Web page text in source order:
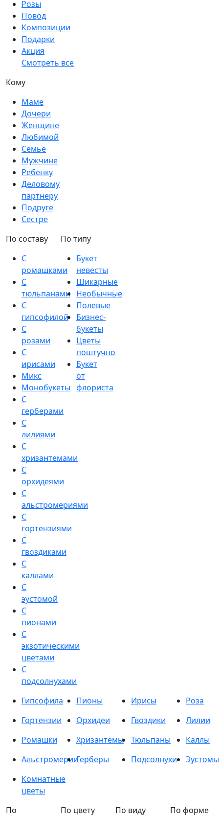
Розы
Повод
Композиции
Подарки
Акция
Смотреть все
Кому
Маме
Дочери
Женщине
Любимой
Семье
Мужчине
Ребенку
Деловому
партнеру
Подруге
Сестре
По составу
С
ромашками
С
тюльпанами
С
гипсофилой
С
розами
С
ирисами
Микс
Монобукеты
С
герберами
С
лилиями
С
хризантемами
С
орхидеями
С
альстромериями
С
гортензиями
С
гвоздиками
С
каллами
С
эустомой
С
пионами
С
экзотическими
цветами
С
подсолнухами
По типу
Букет
невесты
Шикарные
Необычные
Полевые
Бизнес-
букеты
Цветы
поштучно
Букет
от
флориста
Гипсофила Пионы Ирисы
Роза
Гортензии
Орхидеи Гвоздики
Лилии
Ромашки
Хризантемы Тюльпаны
Каллы
АльстромерииГерберы Подсолнухи
Эустомы
Комнатные
цветы
По
По цвету
По виду
По форме